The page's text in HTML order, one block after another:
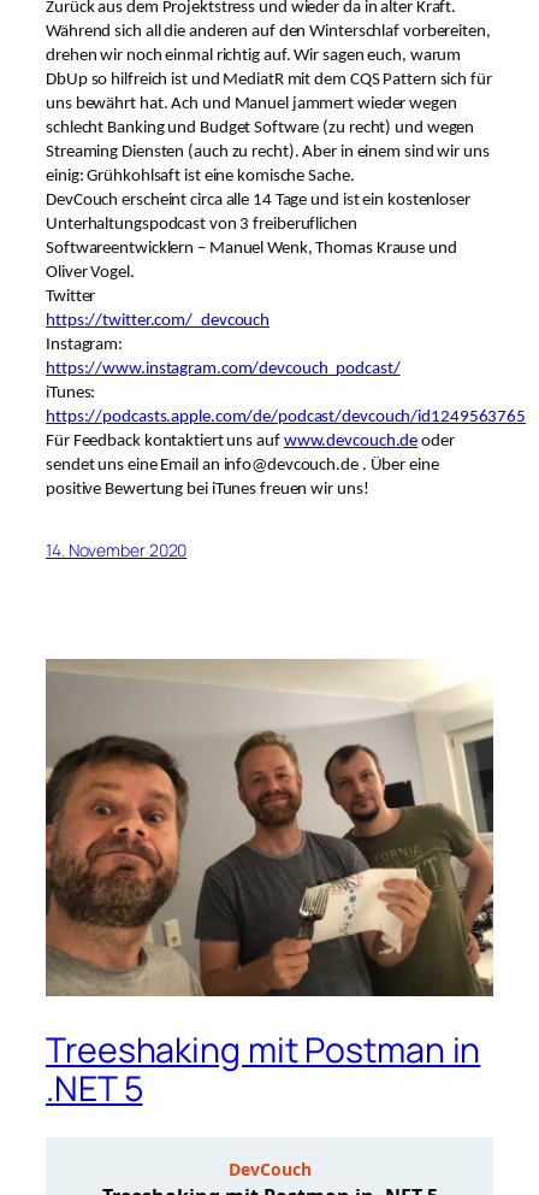
Zurück aus dem Projektstress und wieder da in alter Kraft.
Während sich all die anderen auf den Winterschlaf vorbereiten,
drehen wir noch einmal richtig auf. Wir sagen euch, warum
DbUp so hilfreich ist und MediatR mit dem CQS Pattern sich für
uns bewährt hat. Ach und Manuel jammert wieder wegen
schlecht Banking und Budget Software (zu recht) und wegen
Streaming Diensten (auch zu recht). Aber in einem sind wir uns
einig: Grühkohlsaft ist eine komische Sache.
DevCouch erscheint circa alle 14 Tage und ist ein kostenloser
Unterhaltungspodcast von 3 freiberuflichen
Softwareentwicklern – Manuel Wenk, Thomas Krause und
Oliver Vogel.
Twitter
https://twitter.com/_devcouch
Instagram:
https://www.instagram.com/devcouch_podcast/
iTunes:
https://podcasts.apple.com/de/podcast/devcouch/id1249563765
Für Feedback kontaktiert uns auf www.devcouch.de oder
sendet uns eine Email an info@devcouch.de . Über eine
positive Bewertung bei iTunes freuen wir uns!
14. November 2020
Treeshaking mit Postman in
.NET 5